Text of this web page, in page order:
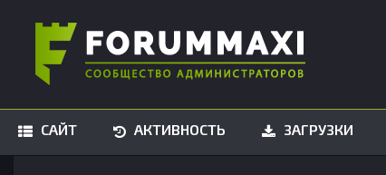
САЙТ АКТИВНОСТЬ ЗАГРУЗКИ